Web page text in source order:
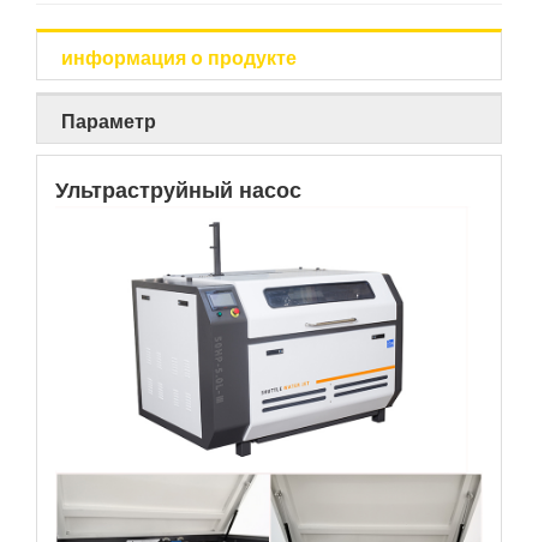
информация о продукте
Параметр
Ультраструйный насос